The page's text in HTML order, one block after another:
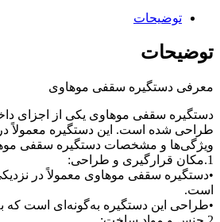
توضیحات
توضیحات
معرفی دستگیره سقفی موهاوی
دستگیره سقفی موهاوی یکی از اجزای
طراحی شده است. این دستگیره معمولاً
ویژگی‌ها و مشخصات دستگیره سقفی
1.مکان قرارگیری و طراحی:
•دستگیره سقفی موهاوی معمولاً در
است.
•طراحی این دستگیره به‌گونه‌ای است که به